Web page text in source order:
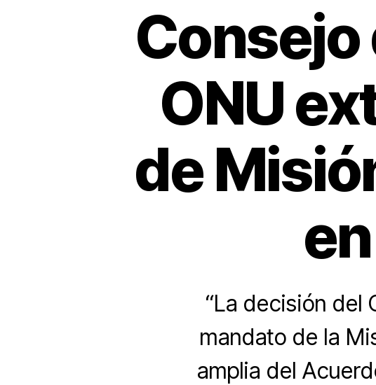
Consejo
ONU
de
“La decisión del
mandato de la
amplia del